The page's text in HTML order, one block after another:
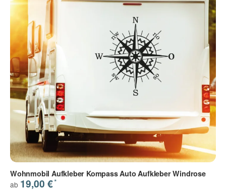
Wohnmobil Aufkleber Kompass Auto Aufkleber Windrose
ab 19,00 €*